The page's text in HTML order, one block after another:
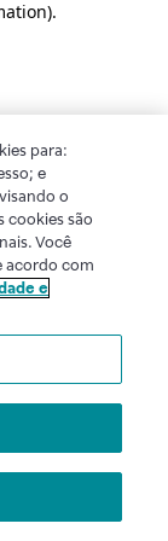
.
para:
e
o
cookies são
Você
acordo com
e